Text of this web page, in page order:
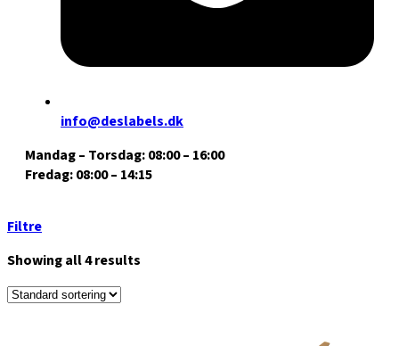
info@deslabels.dk
Mandag – Torsdag: 08:00 – 16:00
Fredag: 08:00 – 14:15
Filtre
Showing all 4 results